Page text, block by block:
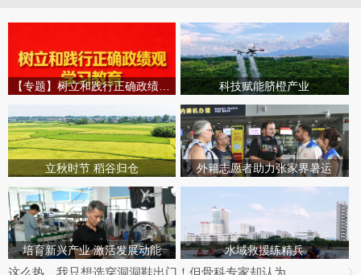
科技赋能脐橙产业
立秋时节 稻谷归仓 外籍志愿者助力张家界暑运
培育新兴产业 激活发展动能 水域救援练精兵
这么热，我只想选穿洞洞鞋出门！但骨科专家却认为……